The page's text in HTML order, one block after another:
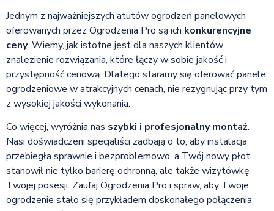
Jednym z najważniejszych atutów ogrodzeń panelowych
oferowanych przez Ogrodzenia Pro są ich konkurencyjne
ceny. Wiemy, jak istotne jest dla naszych klientów
znalezienie rozwiązania, które łączy w sobie jakość i
przystępność cenową. Dlatego staramy się oferować panele
ogrodzeniowe w atrakcyjnych cenach, nie rezygnując przy tym
z wysokiej jakości wykonania.
Co więcej, wyróżnia nas szybki i profesjonalny montaż.
Nasi doświadczeni specjaliści zadbają o to, aby instalacja
przebiegła sprawnie i bezproblemowo, a Twój nowy płot
stanowił nie tylko barierę ochronną, ale także wizytówkę
Twojej posesji. Zaufaj Ogrodzenia Pro i spraw, aby Twoje
ogrodzenie stało się przykładem doskonałego połączenia